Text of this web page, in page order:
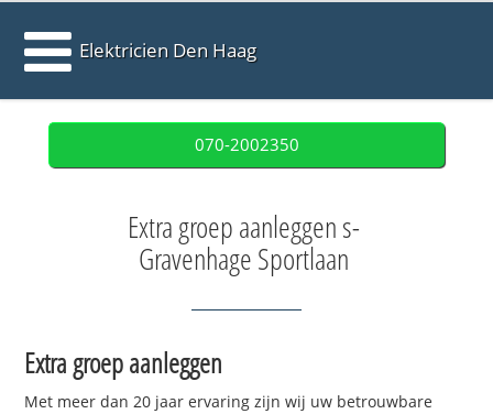
Elektricien Den Haag
070-2002350
Extra groep aanleggen s-
Gravenhage Sportlaan
Extra groep aanleggen
Met meer dan 20 jaar ervaring zijn wij uw betrouwbare